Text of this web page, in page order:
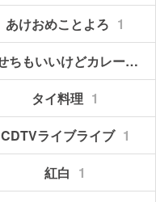
あけおめことよろ 1
おせちもいいけどカレーもね
タイ料理 1
CDTVライブライブ 1
紅白 1